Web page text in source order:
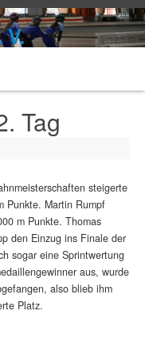
Tag
steigerte
Punkte. Martin Rumpf
m Punkte. Thomas
den Einzug ins Finale der
sogar eine Sprintwertung
aus, wurde
also blieb ihm
Platz.